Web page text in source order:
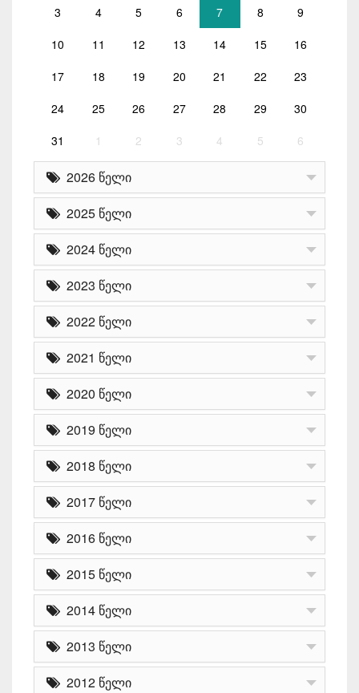
3 4 5 6 7 8 9
10 11 12 13 14 15 16
17 18 19 20 21 22 23
24 25 26 27 28 29 30
31 1 2 3 4 5 6
2026 წელი
2025 წელი
2024 წელი
2023 წელი
2022 წელი
2021 წელი
2020 წელი
2019 წელი
2018 წელი
2017 წელი
2016 წელი
2015 წელი
2014 წელი
2013 წელი
2012 წელი